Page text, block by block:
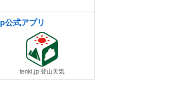
公式アプリ
tenki.jp 登山天気